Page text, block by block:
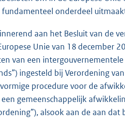
fundamenteel onderdeel
aan het Besluit van de
Unie van 18 december
van een
ingesteld bij Verordening
procedure voor de
gemeenschappelijk
alsook aan de aan